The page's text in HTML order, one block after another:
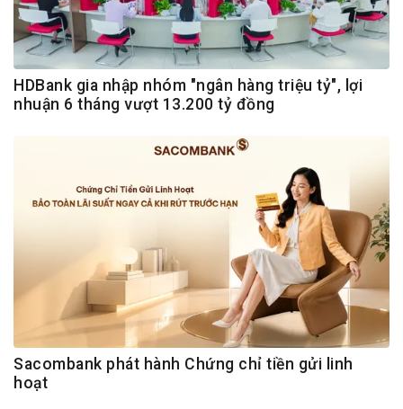
HDBank gia nhập nhóm "ngân hàng triệu tỷ", lợi
nhuận 6 tháng vượt 13.200 tỷ đồng
Sacombank phát hành Chứng chỉ tiền gửi linh
hoạt